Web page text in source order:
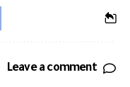
Leave a comment